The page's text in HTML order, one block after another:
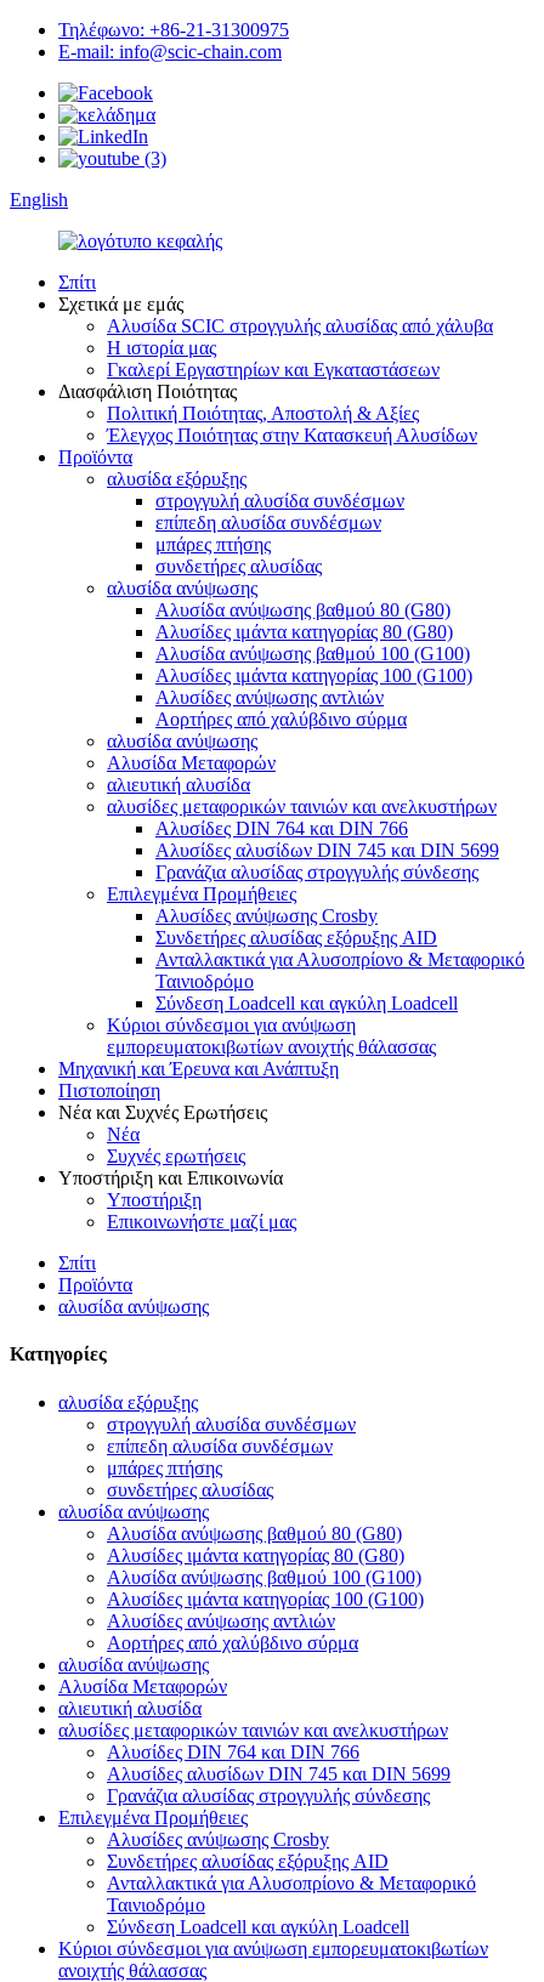
Τηλέφωνο: +86-21-31300975
E-mail: info@scic-chain.com
English
Σπίτι
Σχετικά με εμάς
Αλυσίδα SCIC στρογγυλής αλυσίδας από χάλυβα
Η ιστορία μας
Γκαλερί Εργαστηρίων και Εγκαταστάσεων
Διασφάλιση Ποιότητας
Πολιτική Ποιότητας, Αποστολή & Αξίες
Έλεγχος Ποιότητας στην Κατασκευή Αλυσίδων
Προϊόντα
αλυσίδα εξόρυξης
στρογγυλή αλυσίδα συνδέσμων
επίπεδη αλυσίδα συνδέσμων
μπάρες πτήσης
συνδετήρες αλυσίδας
αλυσίδα ανύψωσης
Αλυσίδα ανύψωσης βαθμού 80 (G80)
Αλυσίδες ιμάντα κατηγορίας 80 (G80)
Αλυσίδα ανύψωσης βαθμού 100 (G100)
Αλυσίδες ιμάντα κατηγορίας 100 (G100)
Αλυσίδες ανύψωσης αντλιών
Αορτήρες από χαλύβδινο σύρμα
αλυσίδα ανύψωσης
Αλυσίδα Μεταφορών
αλιευτική αλυσίδα
αλυσίδες μεταφορικών ταινιών και ανελκυστήρων
Αλυσίδες DIN 764 και DIN 766
Αλυσίδες αλυσίδων DIN 745 και DIN 5699
Γρανάζια αλυσίδας στρογγυλής σύνδεσης
Επιλεγμένα Προμήθειες
Αλυσίδες ανύψωσης Crosby
Συνδετήρες αλυσίδας εξόρυξης AID
Ανταλλακτικά για Αλυσοπρίονο & Μεταφορικό
Ταινιοδρόμο
Σύνδεση Loadcell και αγκύλη Loadcell
Κύριοι σύνδεσμοι για ανύψωση
εμπορευματοκιβωτίων ανοιχτής θάλασσας
Μηχανική και Έρευνα και Ανάπτυξη
Πιστοποίηση
Νέα και Συχνές Ερωτήσεις
Νέα
Συχνές ερωτήσεις
Υποστήριξη και Επικοινωνία
Υποστήριξη
Επικοινωνήστε μαζί μας
Σπίτι
Προϊόντα
αλυσίδα ανύψωσης
Κατηγορίες
αλυσίδα εξόρυξης
στρογγυλή αλυσίδα συνδέσμων
επίπεδη αλυσίδα συνδέσμων
μπάρες πτήσης
συνδετήρες αλυσίδας
αλυσίδα ανύψωσης
Αλυσίδα ανύψωσης βαθμού 80 (G80)
Αλυσίδες ιμάντα κατηγορίας 80 (G80)
Αλυσίδα ανύψωσης βαθμού 100 (G100)
Αλυσίδες ιμάντα κατηγορίας 100 (G100)
Αλυσίδες ανύψωσης αντλιών
Αορτήρες από χαλύβδινο σύρμα
αλυσίδα ανύψωσης
Αλυσίδα Μεταφορών
αλιευτική αλυσίδα
αλυσίδες μεταφορικών ταινιών και ανελκυστήρων
Αλυσίδες DIN 764 και DIN 766
Αλυσίδες αλυσίδων DIN 745 και DIN 5699
Γρανάζια αλυσίδας στρογγυλής σύνδεσης
Επιλεγμένα Προμήθειες
Αλυσίδες ανύψωσης Crosby
Συνδετήρες αλυσίδας εξόρυξης AID
Ανταλλακτικά για Αλυσοπρίονο & Μεταφορικό
Ταινιοδρόμο
Σύνδεση Loadcell και αγκύλη Loadcell
Κύριοι σύνδεσμοι για ανύψωση εμπορευματοκιβωτίων
ανοιχτής θάλασσας